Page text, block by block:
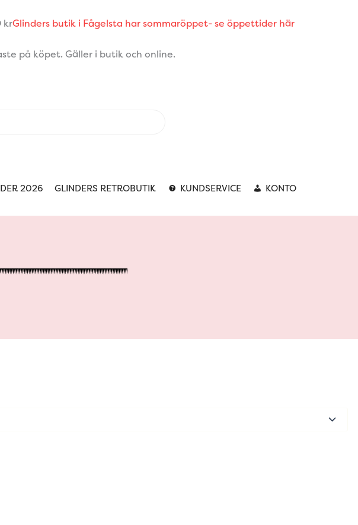
krGlinders butik i Fågelsta har sommaröppet- se öppettider här
på köpet. Gäller i butik och online.
2026 GLINDERS RETROBUTIK KUNDSERVICE KONTO